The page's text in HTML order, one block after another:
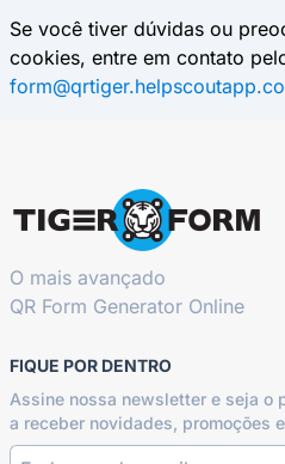
Se você tiver dúvidas ou
cookies, entre em contato
O mais avançado
QR Form Generator Online
FIQUE POR DENTRO
Assine nossa newsletter e seja o
a receber novidades, promoções